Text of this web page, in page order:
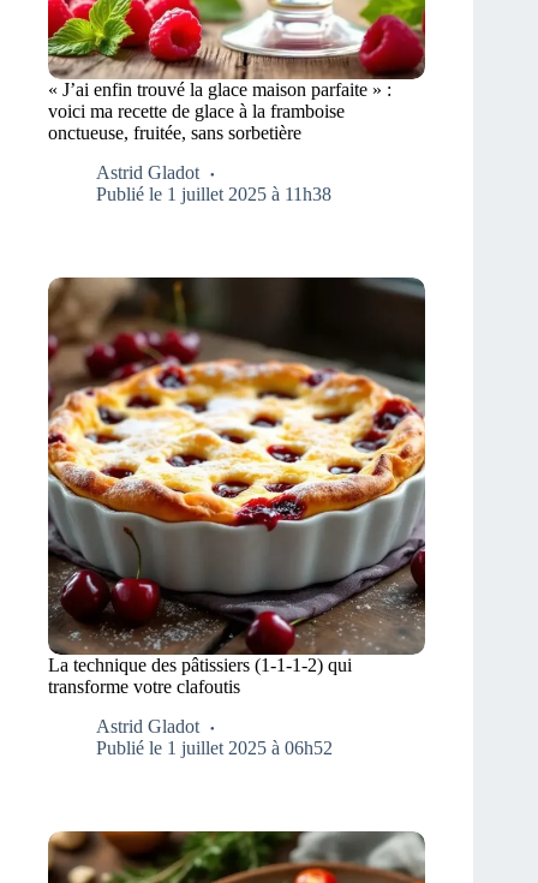
« J’ai enfin trouvé la glace maison parfaite » :
voici ma recette de glace à la framboise
onctueuse, fruitée, sans sorbetière
Astrid Gladot
Publié le 1 juillet 2025 à 11h38
La technique des pâtissiers (1‑1‑1‑2) qui
transforme votre clafoutis
Astrid Gladot
Publié le 1 juillet 2025 à 06h52